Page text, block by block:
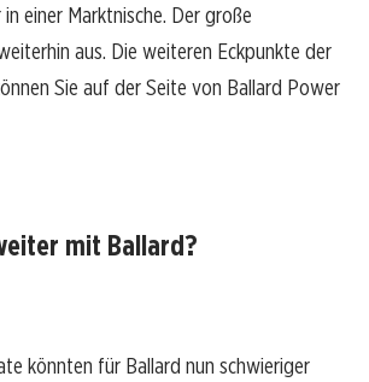
einer Marktnische. Der große
aus. Die weiteren Eckpunkte der
Sie auf der Seite von Ballard Power
mit Ballard?
könnten für Ballard nun schwieriger